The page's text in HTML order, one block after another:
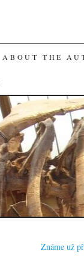
ABOUT THE
Známe už